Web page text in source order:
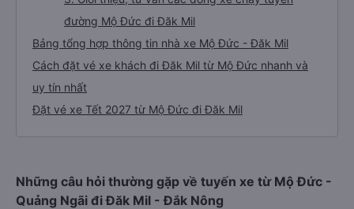
đường Mộ Đức đi Đăk Mil
Bảng tổng hợp thông tin nhà xe Mộ Đức - Đăk Mil
Cách đặt vé xe khách đi Đăk Mil từ Mộ Đức nhanh và
uy tín nhất
Đặt vé xe Tết 2027 từ Mộ Đức đi Đăk Mil
Những câu hỏi thường gặp về tuyến xe từ Mộ Đức -
Quảng Ngãi đi Đăk Mil - Đắk Nông